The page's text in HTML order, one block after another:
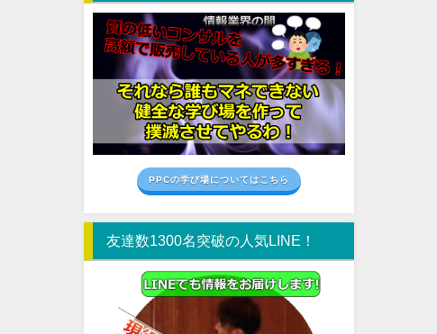
PPCの学び場についてはこちら
友達数1300名突破の人気LINE！